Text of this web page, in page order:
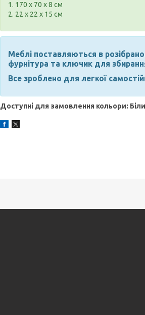
1. 170 х 70 х 8 см
2. 22 х 22 х 15 см
Меблі поставляються в
фурнітура та ключик для
Все зроблено для легкої
Доступні для замовлення кольори: